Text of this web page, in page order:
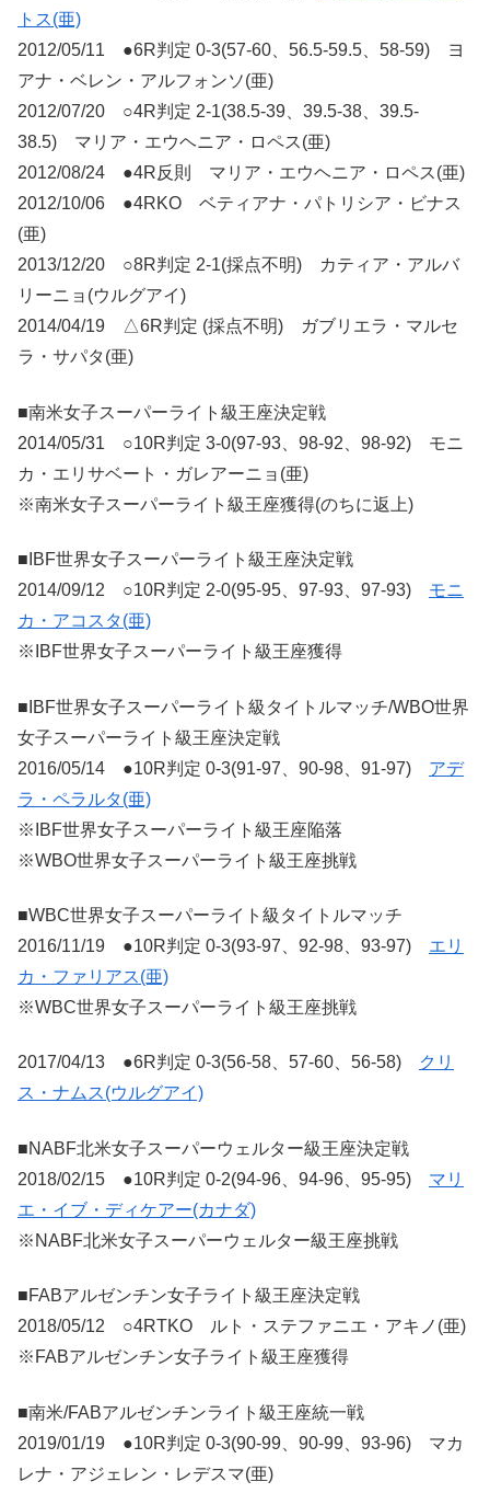
トス(亜)
2012/05/11 ●6R判定 0-3(57-60、56.5-59.5、58-59) ヨ
アナ・ベレン・アルフォンソ(亜)
2012/07/20 ○4R判定 2-1(38.5-39、39.5-38、39.5-
38.5) マリア・エウヘニア・ロペス(亜)
2012/08/24 ●4R反則 マリア・エウヘニア・ロペス(亜)
2012/10/06 ●4RKO ベティアナ・パトリシア・ビナス
(亜)
2013/12/20 ○8R判定 2-1(採点不明) カティア・アルバ
リーニョ(ウルグアイ)
2014/04/19 △6R判定 (採点不明) ガブリエラ・マルセ
ラ・サパタ(亜)
■南米女子スーパーライト級王座決定戦
2014/05/31 ○10R判定 3-0(97-93、98-92、98-92) モニ
カ・エリサベート・ガレアーニョ(亜)
※南米女子スーパーライト級王座獲得(のちに返上)
■IBF世界女子スーパーライト級王座決定戦
2014/09/12 ○10R判定 2-0(95-95、97-93、97-93) モニ
カ・アコスタ(亜)
※IBF世界女子スーパーライト級王座獲得
■IBF世界女子スーパーライト級タイトルマッチ/WBO世界
女子スーパーライト級王座決定戦
2016/05/14 ●10R判定 0-3(91-97、90-98、91-97) アデ
ラ・ペラルタ(亜)
※IBF世界女子スーパーライト級王座陥落
※WBO世界女子スーパーライト級王座挑戦
■WBC世界女子スーパーライト級タイトルマッチ
2016/11/19 ●10R判定 0-3(93-97、92-98、93-97) エリ
カ・ファリアス(亜)
※WBC世界女子スーパーライト級王座挑戦
2017/04/13 ●6R判定 0-3(56-58、57-60、56-58)
クリ
ス・ナムス(ウルグアイ)
■NABF北米女子スーパーウェルター級王座決定戦
2018/02/15 ●10R判定 0-2(94-96、94-96、95-95) マリ
エ・イブ・ディケアー(カナダ)
※NABF北米女子スーパーウェルター級王座挑戦
■FABアルゼンチン女子ライト級王座決定戦
2018/05/12 ○4RTKO ルト・ステファニエ・アキノ(亜)
※FABアルゼンチン女子ライト級王座獲得
■南米/FABアルゼンチンライト級王座統一戦
2019/01/19 ●10R判定 0-3(90-99、90-99、93-96) マカ
レナ・アジェレン・レデスマ(亜)